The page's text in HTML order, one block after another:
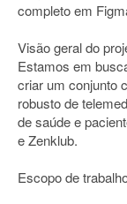
completo em
Visão geral do
Estamos em
criar um conjunto
robusto de
de saúde e
e Zenklub.
Escopo de